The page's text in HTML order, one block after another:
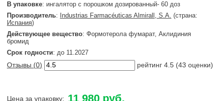
В упаковке: ингалятор с порошком дозированный- 60 доз
Производитель: Industrias Farmacéuticas Almirall, S.A. (страна:
Испания)
Действующее вещество: Формотерола фумарат, Аклидиния
бромид
Срок годности: до 11.2027
Отзывы (0) рейтинг 4.5 (43 оценки)
Цена за упаковку: 11 980 руб.